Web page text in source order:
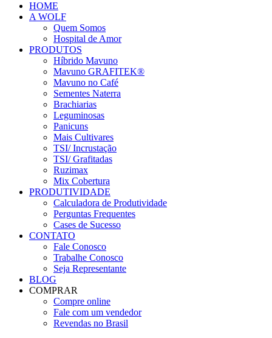
HOME
A WOLF
Quem Somos
Hospital de Amor
PRODUTOS
Híbrido Mavuno
Mavuno GRAFITEK®
Mavuno no Café
Sementes Naterra
Brachiarias
Leguminosas
Panicuns
Mais Cultivares
TSI/ Incrustação
TSI/ Grafitadas
Ruzimax
Mix Cobertura
PRODUTIVIDADE
Calculadora de Produtividade
Perguntas Frequentes
Cases de Sucesso
CONTATO
Fale Conosco
Trabalhe Conosco
Seja Representante
BLOG
COMPRAR
Compre online
Fale com um vendedor
Revendas no Brasil